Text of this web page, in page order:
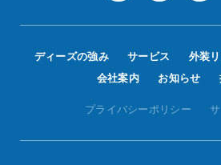
ディーズの強み サービス 外装
会社案内
お知らせ
プライバシーポリシー